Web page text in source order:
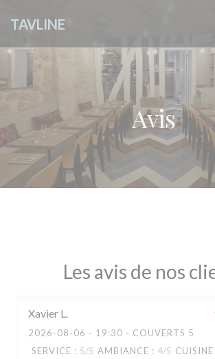
TAVLINE
Avis
Les avis de nos
Xavier L
2026-08-06 - 19:30 - COUVERTS 5
SERVICE : 5/5 AMBIANCE : 4/5 CUISINE